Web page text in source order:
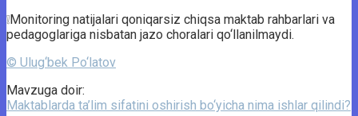
❕Monitoring natijalari qoniqarsiz chiqsa maktab rahbarlari va
pedagoglariga nisbatan jazo choralari qo‘llanilmaydi.
© Ulug‘bek Po‘latov
Mavzuga doir:
Maktablarda ta’lim sifatini oshirish bo‘yicha nima ishlar qilindi?